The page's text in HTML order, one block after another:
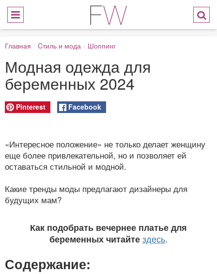
Главная / Cтиль и мода / Шоппинг
Модная одежда для
беременных 2024
Pinterest Facebook
«Интересное положение» не только делает женщину
еще более привлекательной, но и позволяет ей
оставаться стильной и модной.
Какие тренды моды предлагают дизайнеры для
будущих мам?
Как подобрать вечернее платье для
беременных читайтездесь.
Содержание: